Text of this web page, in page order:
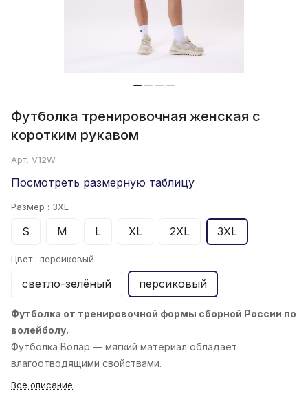
Футболка тренировочная женская с
коротким рукавом
Арт. V12W
Посмотреть размерную таблицу
Размер : 3XL
S M L XL 2XL 3XL
Цвет : персиковый
светло-зелёный персиковый
Футболка от тренировочной формы сборной России по
волейболу.
Футболка Волар — мягкий материал обладает
влагоотводящими свойствами.
Все описание